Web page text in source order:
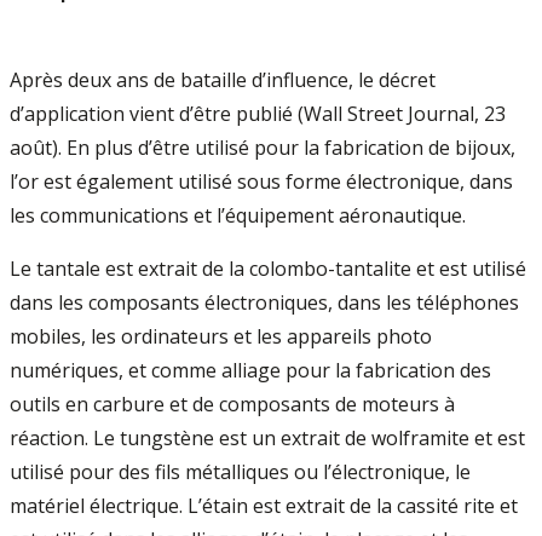
Après deux ans de bataille d’influence, le décret
d’application vient d’être publié (Wall Street Journal, 23
août). En plus d’être utilisé pour la fabrication de bijoux,
l’or est également utilisé sous forme électronique, dans
les communications et l’équipement aéronautique.
Le tantale est extrait de la colombo-tantalite et est utilisé
dans les composants électroniques, dans les téléphones
mobiles, les ordinateurs et les appareils photo
numériques, et comme alliage pour la fabrication des
outils en carbure et de composants de moteurs à
réaction. Le tungstène est un extrait de wolframite et est
utilisé pour des fils métalliques ou l’électronique, le
matériel électrique. L’étain est extrait de la cassité­ rite et